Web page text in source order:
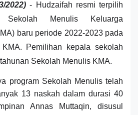
2022) - Hudzaifah resmi terpilih
Menulis Keluarga
baru periode 2022-2023 pada
Pemilihan kepala sekolah
Sekolah Menulis KMA.
program Sekolah Menulis telah
13 naskah dalam durasi 40
Annas Muttaqin, disusul